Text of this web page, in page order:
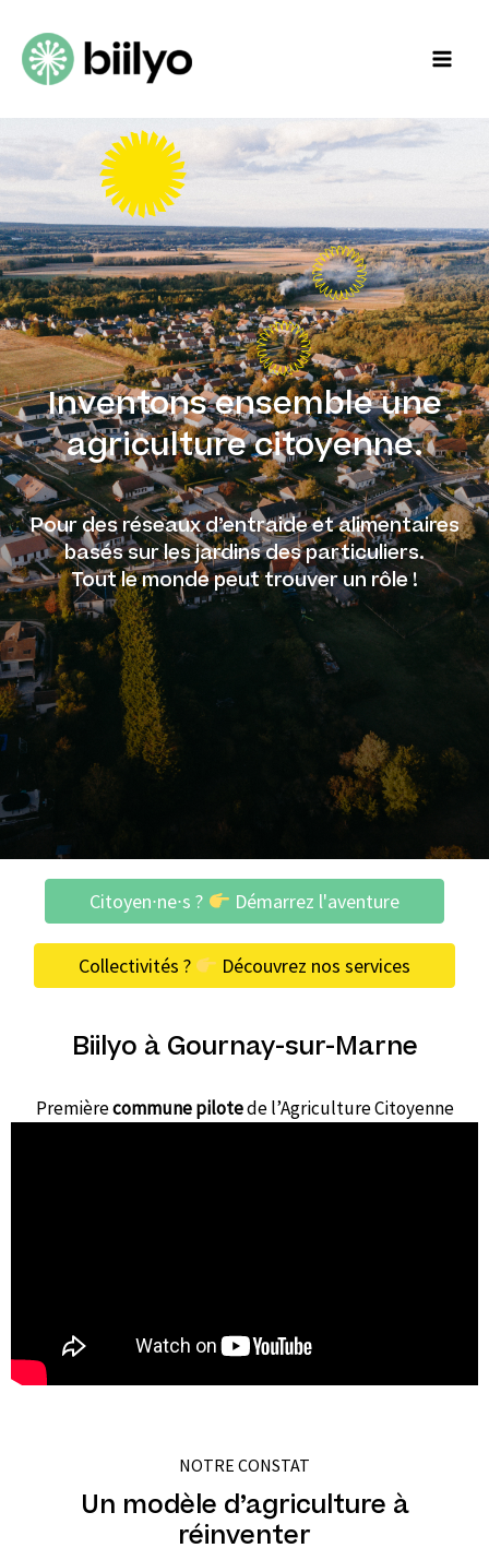
Inventons ensemble une
agriculture citoyenne.
Pour des réseaux d’entraide et alimentaires
basés sur les jardins des particuliers.
Tout le monde peut trouver un rôle !
Citoyen∙ne∙s ? Démarrez l'aventure
Collectivités ? Découvrez nos services
Biilyo à Gournay-sur-Marne
Premièrecommune pilotede l’Agriculture Citoyenne
NOTRE CONSTAT
Un modèle d’agriculture à
réinventer